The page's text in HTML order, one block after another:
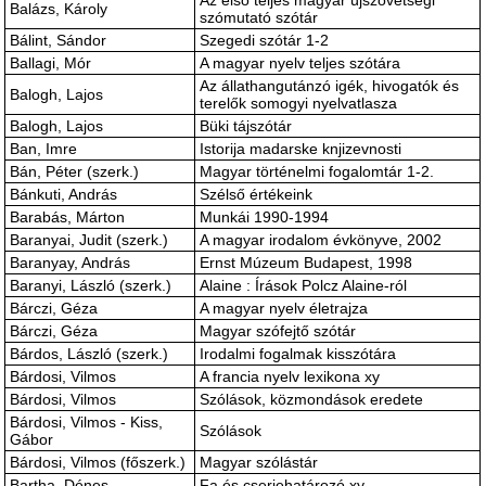
Balázs, Károly
szómutató szótár
Bálint, Sándor
Szegedi szótár 1-2
Ballagi, Mór
A magyar nyelv teljes szótára
Balogh, Lajos
Az állathangutánzó igék, hivogatók és
terelők somogyi nyelvatlasza
Balogh, Lajos
Büki tájszótár
Ban, Imre
Istorija madarske knjizevnosti
Bán, Péter (szerk.)
Magyar történelmi fogalomtár 1-2.
Bánkuti, András
Szélső értékeink
Barabás, Márton
Munkái 1990-1994
Baranyai, Judit (szerk.)
A magyar irodalom évkönyve, 2002
Baranyay, András
Ernst Múzeum Budapest, 1998
Baranyi, László (szerk.)
Alaine : Írások Polcz Alaine-ról
Bárczi, Géza
A magyar nyelv életrajza
Bárczi, Géza
Magyar szófejtő szótár
Bárdos, László (szerk.)
Irodalmi fogalmak kisszótára
Bárdosi, Vilmos
A francia nyelv lexikona xy
Bárdosi, Vilmos
Szólások, közmondások eredete
Bárdosi, Vilmos - Kiss,
Gábor
Szólások
Bárdosi, Vilmos (főszerk.)
Magyar szólástár